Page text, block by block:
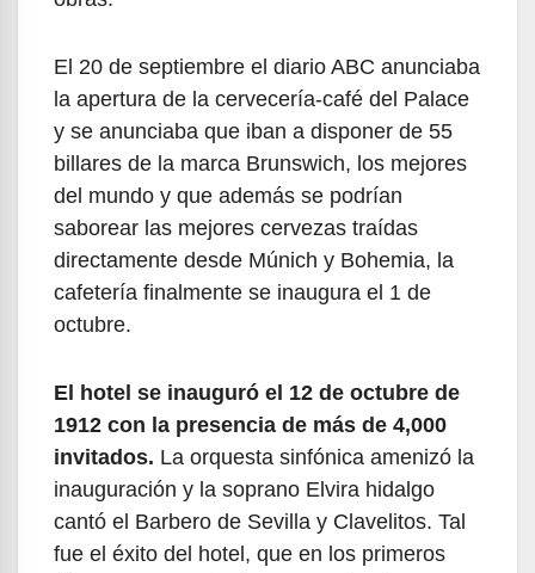
El 20 de septiembre el diario ABC anunciaba
la apertura de la cervecería-café del Palace
y se anunciaba que iban a disponer de 55
billares de la marca Brunswich, los mejores
del mundo y que además se podrían
saborear las mejores cervezas traídas
directamente desde Múnich y Bohemia, la
cafetería finalmente se inaugura el 1 de
octubre.
El hotel se inauguró el 12 de octubre de
1912 con la presencia de más de 4,000
invitados. La orquesta sinfónica amenizó la
inauguración y la soprano Elvira hidalgo
cantó el Barbero de Sevilla y Clavelitos. Tal
fue el éxito del hotel, que en los primeros